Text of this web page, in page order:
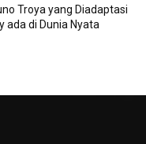
Troya yang Diadaptasi
ada di Dunia Nyata